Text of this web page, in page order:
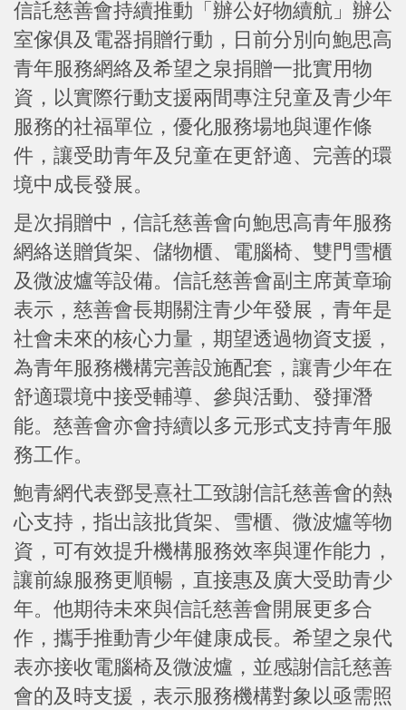
信託慈善會持續推動「辦公好物續航」辦公
室傢俱及電器捐贈行動，日前分別向鮑思高
青年服務網絡及希望之泉捐贈一批實用物
資，以實際行動支援兩間專注兒童及青少年
服務的社福單位，優化服務場地與運作條
件，讓受助青年及兒童在更舒適、完善的環
境中成長發展。
是次捐贈中，信託慈善會向鮑思高青年服務
網絡送贈貨架、儲物櫃、電腦椅、雙門雪櫃
及微波爐等設備。信託慈善會副主席黃章瑜
表示，慈善會長期關注青少年發展，青年是
社會未來的核心力量，期望透過物資支援，
為青年服務機構完善設施配套，讓青少年在
舒適環境中接受輔導、參與活動、發揮潛
能。慈善會亦會持續以多元形式支持青年服
務工作。
鮑青網代表鄧旻熹社工致謝信託慈善會的熱
心支持，指出該批貨架、雪櫃、微波爐等物
資，可有效提升機構服務效率與運作能力，
讓前線服務更順暢，直接惠及廣大受助青少
年。他期待未來與信託慈善會開展更多合
作，攜手推動青少年健康成長。希望之泉代
表亦接收電腦椅及微波爐，並感謝信託慈善
會的及時支援，表示服務機構對象以亟需照